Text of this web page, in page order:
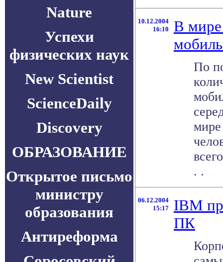
Nature
Успехи
физических наук
New Scientist
ScienceDaily
Discovery
ОБРАЗОВАНИЕ
Открытое письмо
министру
образования
Антиреформа
10.12.2004
16:10
В
По
мире
. .
06.12.2004
15:17
IBM
ПК